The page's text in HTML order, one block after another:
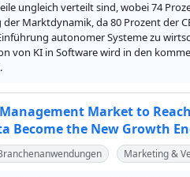
ungleich verteilt sind, wobei 74
Marktdynamik, da 80 Prozent der
autonomer Systeme zu
von KI in Software wird in den
Market to
Become the New Growth
Marketing &